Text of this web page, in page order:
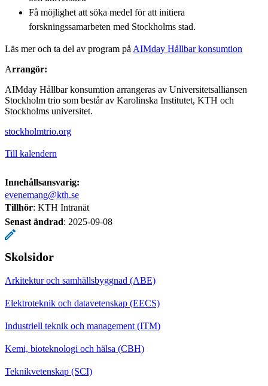
Få möjlighet att söka medel för att initiera
forskningssamarbeten med Stockholms stad.
Läs mer och ta del av program på AIMday Hållbar konsumtion
Arrangör:
AIMday Hållbar konsumtion arrangeras av Universitetsalliansen
Stockholm trio som består av Karolinska Institutet, KTH och
Stockholms universitet.
stockholmtrio.org
Till kalendern
Innehållsansvarig:
evenemang@kth.se
Tillhör: KTH Intranät
Senast ändrad: 2025-09-08
Skolsidor
Arkitektur och samhällsbyggnad (ABE)
Elektroteknik och datavetenskap (EECS)
Industriell teknik och management (ITM)
Kemi, bioteknologi och hälsa (CBH)
Teknikvetenskap (SCI)